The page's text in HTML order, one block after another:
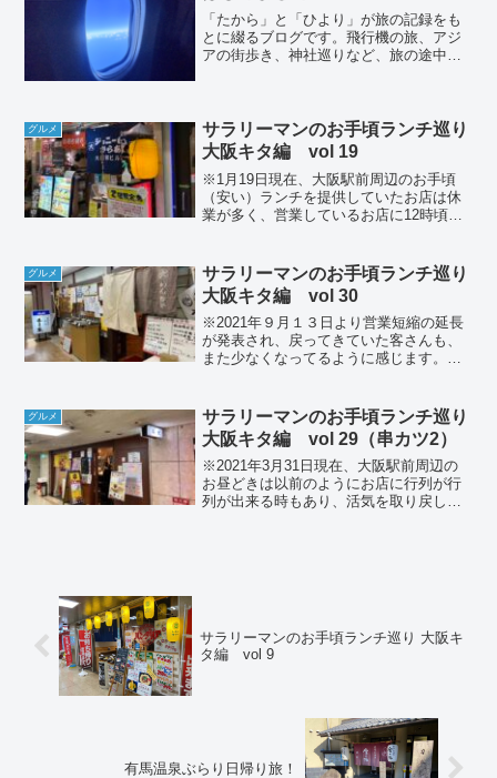
「地魚料理 湯浅港」さんで...
「たから」と「ひより」が旅の記録をも
とに綴るブログです。飛行機の旅、アジ
アの街歩き、神社巡りなど、旅の途中で
グルメ
サラリーマンのお手頃ランチ巡り
大阪キタ編 vol 19
※1月19日現在、大阪駅前周辺のお手頃
（安い）ランチを提供していたお店は休
業が多く、営業しているお店に12時頃は
グでは、大阪（梅田）駅前周辺でお手頃
（安い）ランチが食べ...
グルメ
サラリーマンのお手頃ランチ巡り
大阪キタ編 vol 30
※2021年９月１３日より営業短縮の延長
が発表され、戻ってきていた客さんも、
また少なくなってるように感じます。大
は、大阪（梅田）駅前周辺で、お手頃の
値段で美味しいランチ...
グルメ
サラリーマンのお手頃ランチ巡り
大阪キタ編 vol 29（串カツ2）
※2021年3月31日現在、大阪駅前周辺の
お昼どきは以前のようにお店に行列が行
列が出来る時もあり、活気を取り戻しつ
サラリーマンのお手頃ランチ巡り 大阪キ
タ編 vol 9
有馬温泉ぶらり日帰り旅！